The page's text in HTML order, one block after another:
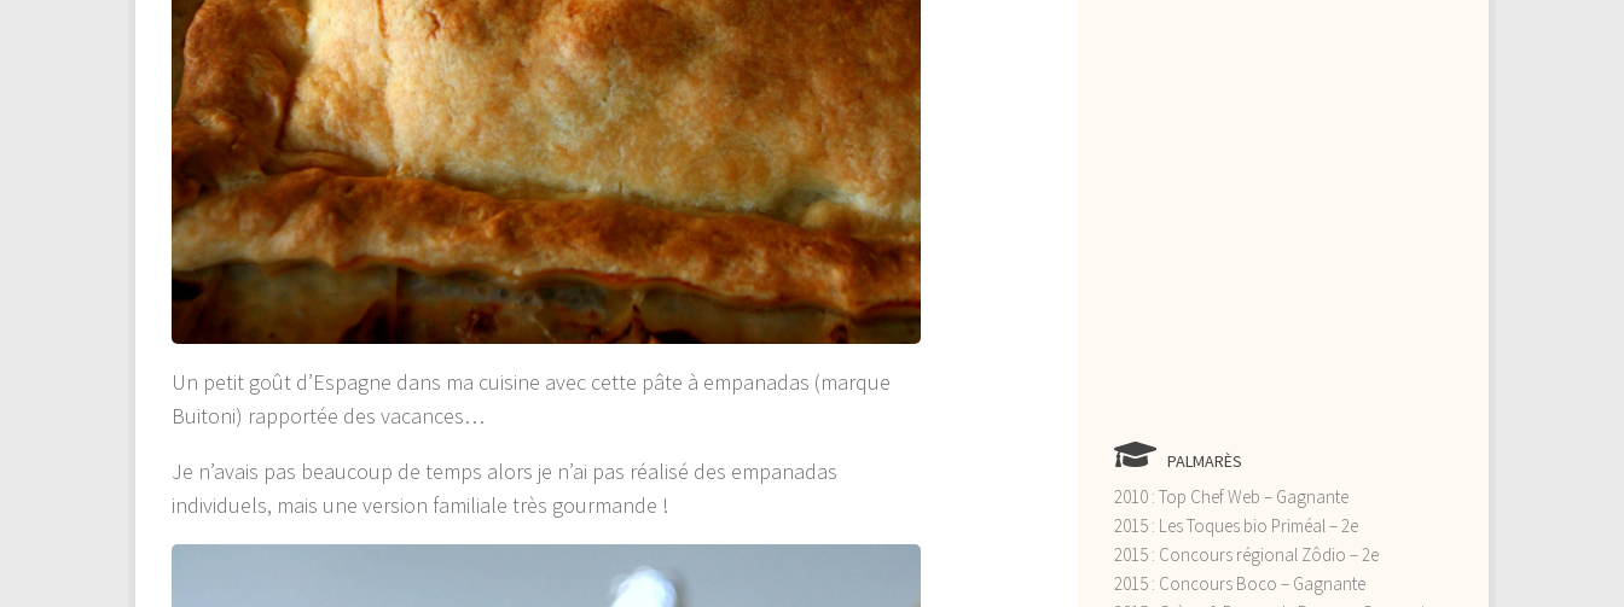
Un petit goût d’Espagne dans ma cuisine avec cette pâte à empanadas (marque
Buitoni) rapportée des vacances…
Je n’avais pas beaucoup de temps alors je n’ai pas réalisé des empanadas
individuels, mais une version familiale très gourmande !
PALMARÈS
2010 : Top Chef Web – Gagnante
2015 : Les Toques bio Priméal – 2e
2015 : Concours régional Zôdio – 2e
2015 : Concours Boco – Gagnante